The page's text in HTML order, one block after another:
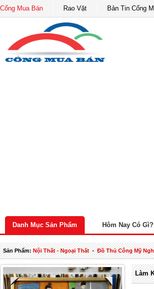
Cổng Mua Bán Rao Vặt Bản Tin Cổng
Danh Mục Sản Phẩm Hôm Nay Có Gì?
Sản Phẩm:Nội Thất - Ngoại Thất-Đồ Thủ Công Mỹ
Làm